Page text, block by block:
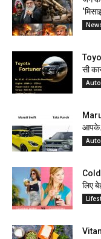
सी
लिए